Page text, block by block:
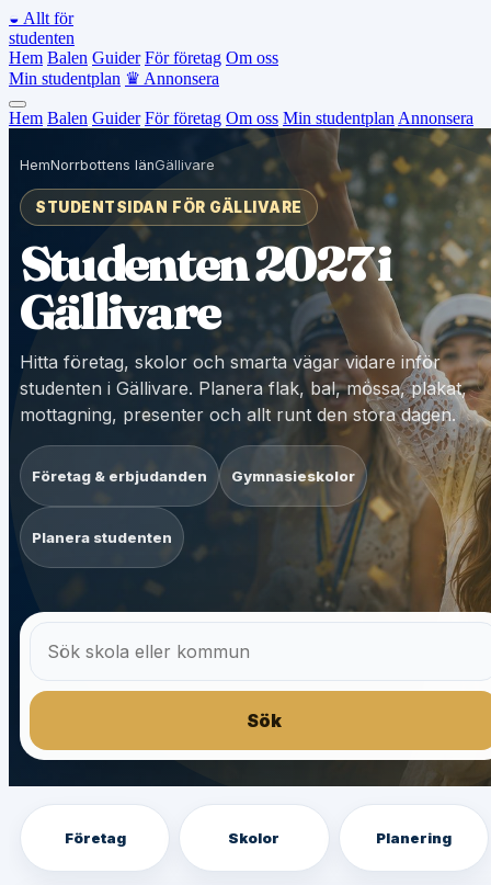
◒ Allt för
studenten
Hem Balen Guider För företag Om oss
Min studentplan ♛ Annonsera
Hem Balen Guider För företag Om oss Min studentplan Annonsera
HemNorrbottens länGällivare
STUDENTSIDAN FÖR GÄLLIVARE
Studenten 2027 i
Gällivare
Hitta företag, skolor och smarta vägar vidare inför
studenten i Gällivare. Planera flak, bal, mössa, plakat,
mottagning, presenter och allt runt den stora dagen.
Företag & erbjudanden Gymnasieskolor
Planera studenten
Sök
Företag Skolor Planering